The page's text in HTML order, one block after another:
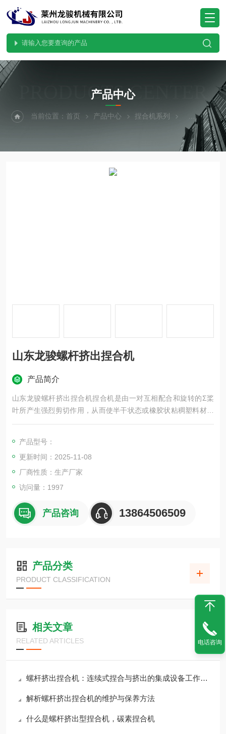
PRODUCTS CENTER
产品中心
当前位置：首页 产品中心 捏合机系列 螺杆挤出型
山东龙骏螺杆挤出捏合机
产品简介
山东龙骏螺杆挤出捏合机捏合机是由一对互相配合和旋转的Σ桨
叶所产生强烈剪切作用，从而使半干状态或橡胶状粘稠塑料材料
迅速反应从而获得均匀的混合搅拌。
产品型号：
更新时间：2025-11-08
厂商性质：生产厂家
访问量：1997
产品咨询 13864506509
产品分类
PRODUCT CLASSIFICATION
相关文章
RELATED ARTICLES
螺杆挤出捏合机：连续式捏合与挤出的集成设备工作原理
解析螺杆挤出捏合机的维护与保养方法
什么是螺杆挤出型捏合机，碳素捏合机
电话咨询